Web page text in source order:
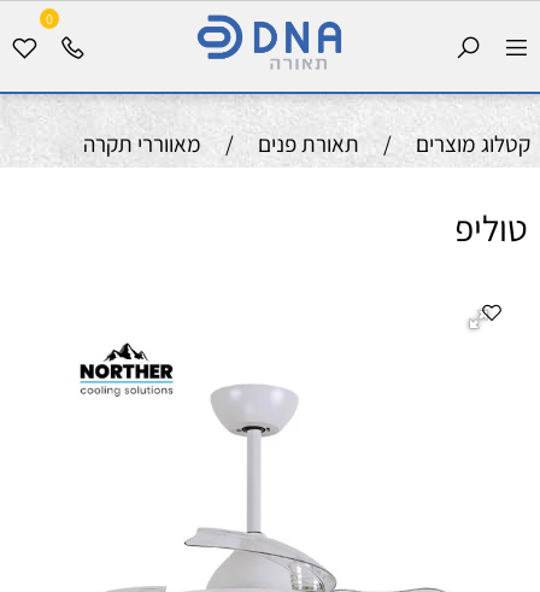
0
קטלוג מוצרים / תאורת פנים / מאווררי תקרה
טוליפ